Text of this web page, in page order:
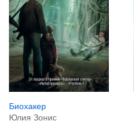
Биохакер
Юлия Зонис